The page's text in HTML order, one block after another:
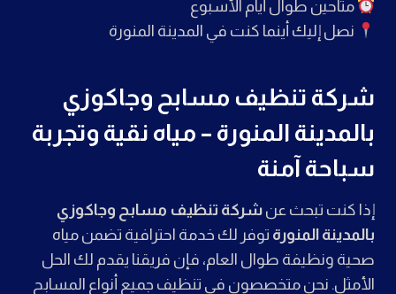
متاحين طوال أيام الأسبوع
نصل إليك أينما كنت في المدينة المنورة
شركة تنظيف مسابح وجاكوزي
بالمدينة المنورة – مياه نقية وتجربة
سباحة آمنة
إذا كنت تبحث عن شركة تنظيف مسابح وجاكوزي
بالمدينة المنورة توفر لك خدمة احترافية تضمن مياه
صحية ونظيفة طوال العام، فإن فريقنا يقدم لك الحل
الأمثل. نحن متخصصون في تنظيف جميع أنواع المسابح